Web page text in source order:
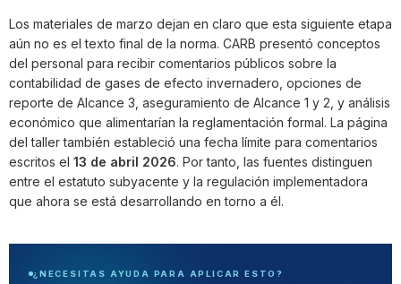
Los materiales de marzo dejan en claro que esta siguiente etapa
aún no es el texto final de la norma. CARB presentó conceptos
del personal para recibir comentarios públicos sobre la
contabilidad de gases de efecto invernadero, opciones de
reporte de Alcance 3, aseguramiento de Alcance 1 y 2, y análisis
económico que alimentarían la reglamentación formal. La página
del taller también estableció una fecha límite para comentarios
escritos el 13 de abril 2026. Por tanto, las fuentes distinguen
entre el estatuto subyacente y la regulación implementadora
que ahora se está desarrollando en torno a él.
¿NECESITAS AYUDA PARA APLICAR ESTO?